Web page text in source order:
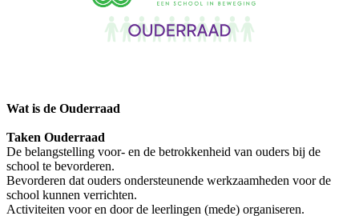
Wat is de Ouderraad
Taken Ouderraad
De belangstelling voor- en de betrokkenheid van ouders bij de
school te bevorderen.
Bevorderen dat ouders ondersteunende werkzaamheden voor de
school kunnen verrichten.
Activiteiten voor en door de leerlingen (mede) organiseren.